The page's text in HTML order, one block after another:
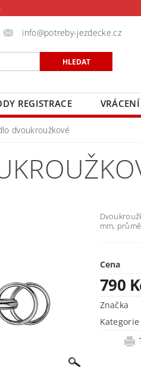
info@potreby-jezdecke.cz
REGISTRACE
dvoukroužkové
mm,
Cena
790
Značka
Kategorie